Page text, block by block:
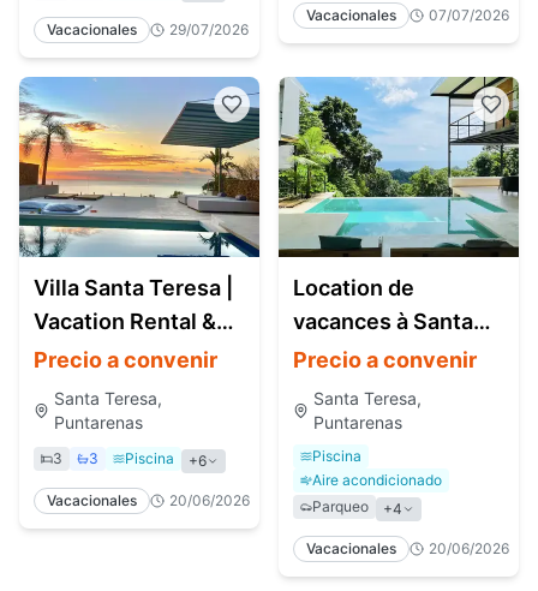
Vacacionales 29/07/2026
Vacacionales 07/07/2026
Villa Santa Teresa |
Vacation Rental &
Piscine privée
Precio a convenir
Santa Teresa,
Puntarenas
3 3 Piscina +6
Vacacionales 20/06/2026
Location de
vacances à Santa
Teresa, Costa Rica |
Luxury Villa avec
piscine privée
Precio a convenir
Santa Teresa,
Puntarenas
Piscina
Aire acondicionado
Parqueo
+4
Vacacionales 20/06/2026